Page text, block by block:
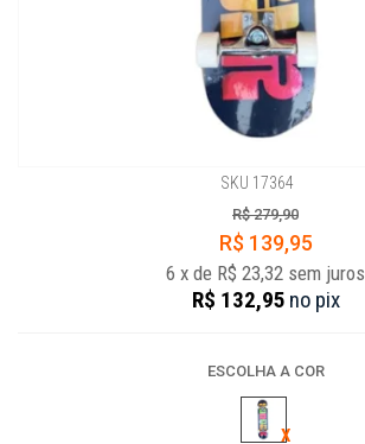
SKU 17364
R$ 279,90
R$ 139,95
6 x de R$ 23,32 sem juros
R$ 132,95 no pix
ESCOLHA A COR